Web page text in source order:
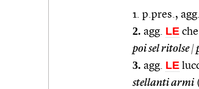
1. p.pres.,
2. agg. LE
poi sel ritolse|
3. agg. LE
stellanti armi